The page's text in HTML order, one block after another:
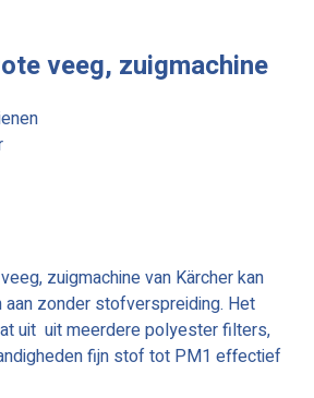
veeg, zuigmachine
zuigmachine van Kärcher kan
zonder stofverspreiding. Het
uit uit meerdere polyester filters,
fijn stof tot PM1 effectief